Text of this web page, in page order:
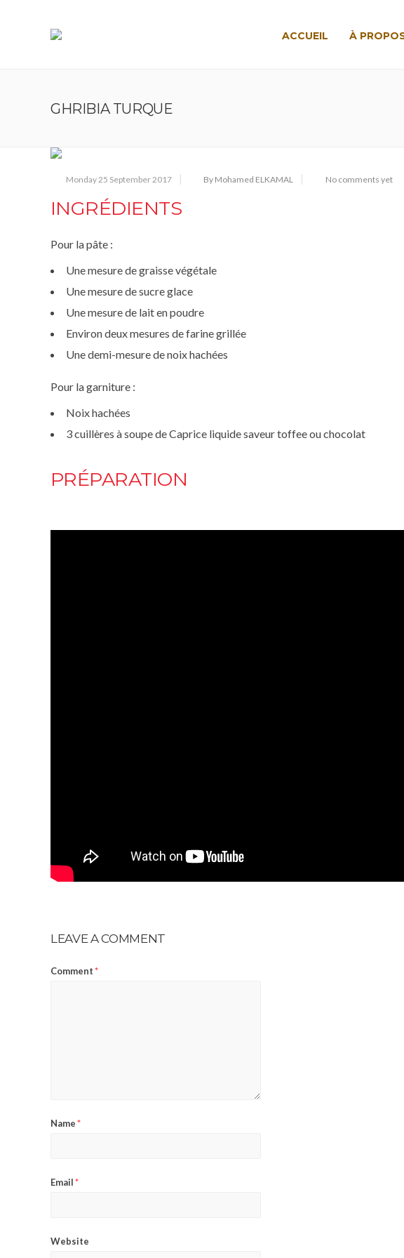
ACCUEIL À
GHRIBIA TURQUE
Monday 25 September 2017 By Mohamed ELKAMAL No comments yet
INGRÉDIENTS
Pour la pâte :
Une mesure de graisse végétale
Une mesure de sucre glace
Une mesure de lait en poudre
Environ deux mesures de farine grillée
Une demi-mesure de noix hachées
Pour la garniture :
Noix hachées
3 cuillères à soupe de Caprice liquide saveur toffee ou chocolat
PRÉPARATION
LEAVE A COMMENT
Comment*
Name*
Email*
Website